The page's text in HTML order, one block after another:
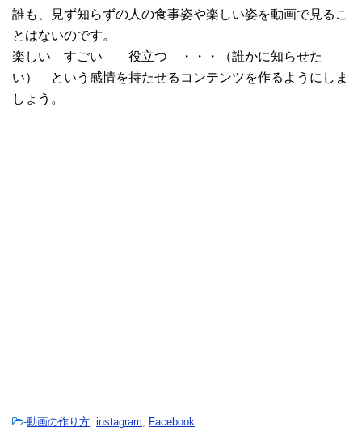
誰も、見ず知らずの人の食事姿や楽しい姿を動画で見るこ
とはないのです。
楽しい すごい 役立つ ・・・（誰かに知らせた
い） という感情を持たせるコンテンツを作るようにしま
しょう。
-動画の作り方, instagram, Facebook